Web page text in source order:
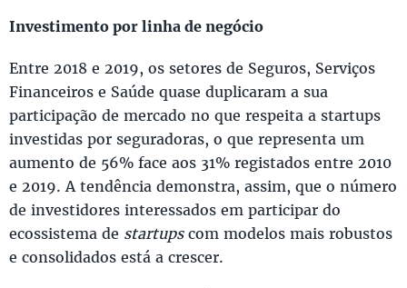
Investimento por linha de negócio
Entre 2018 e 2019, os setores de Seguros, Serviços
Financeiros e Saúde quase duplicaram a sua
participação de mercado no que respeita a startups
investidas por seguradoras, o que representa um
aumento de 56% face aos 31% registados entre 2010
e 2019. A tendência demonstra, assim, que o número
de investidores interessados em participar do
ecossistema de startupscom modelos mais robustos
e consolidados está a crescer.